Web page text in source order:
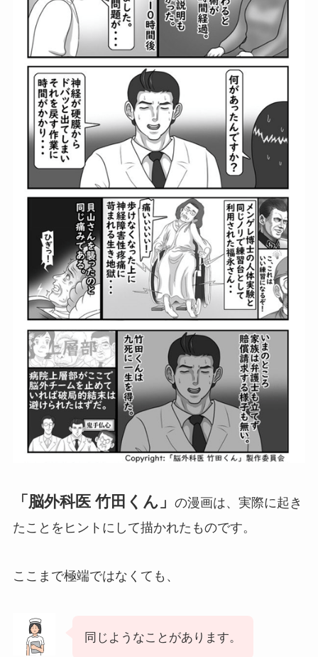
「脳外科医 竹田くん」 の漫画は、実際に起き
たことをヒントにして描かれたものです。
ここまで極端ではなくても、
同じようなことがあります。